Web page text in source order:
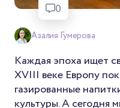
0
Азалия Гумерова
Каждая эпоха ищет
XVIII веке Европу
газированные
культуры. А сегодня